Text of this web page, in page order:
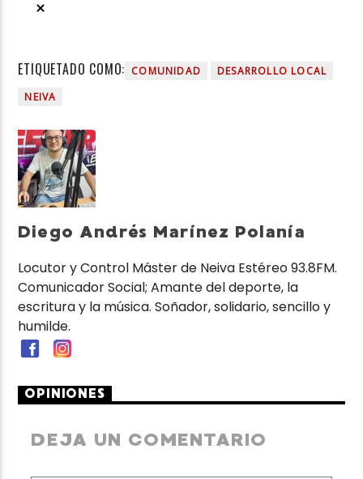
ETIQUETADO COMO: COMUNIDAD
DESARROLLO LOCAL
NEIVA
Diego Andrés Marínez Polanía
Locutor y Control Máster de Neiva Estéreo 93.8FM.
Comunicador Social; Amante del deporte, la
escritura y la música. Soñador, solidario, sencillo y
humilde.
OPINIONES
DEJA UN COMENTARIO